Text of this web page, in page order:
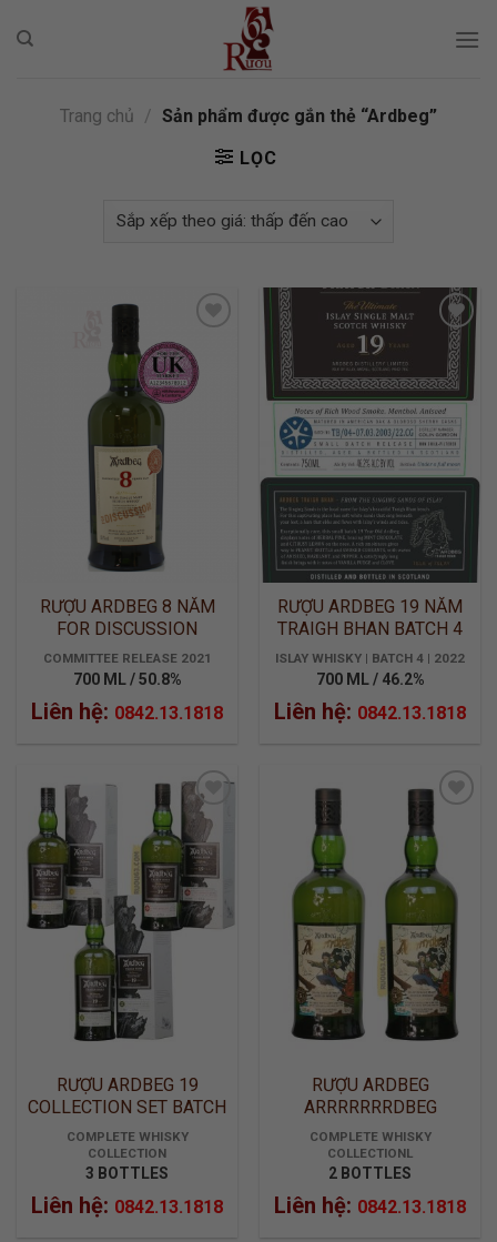
Trang chủ / Sản phẩm được gắn thẻ “Ardbeg”
LỌC
ADD TO
WISHLIST
RƯỢU ARDBEG 8 NĂM
FOR DISCUSSION
COMMITTEE RELEASE 2021
700 ML / 50.8%
Liên hệ: 0842.13.1818
ADD TO
WISHLIST
RƯỢU ARDBEG 19 NĂM
TRAIGH BHAN BATCH 4
ISLAY WHISKY | BATCH 4 | 2022
700 ML / 46.2%
Liên hệ: 0842.13.1818
ADD TO
WISHLIST
RƯỢU ARDBEG 19
COLLECTION SET BATCH
1-2-3
COMPLETE WHISKY
COLLECTION
3 BOTTLES
Liên hệ: 0842.13.1818
ADD TO
WISHLIST
RƯỢU ARDBEG
ARRRRRRRDBEG
COLLECTION SET
COMPLETE WHISKY
COLLECTIONL
2 BOTTLES
Liên hệ: 0842.13.1818